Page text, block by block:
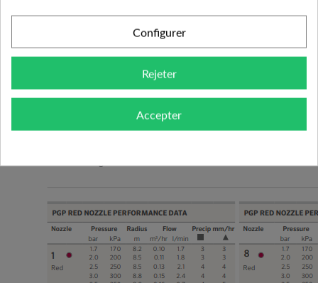
Livrée avec un jeu de buse rouge standards vous avez
toutes fois la possibilité de commander un jeu de buse
angles bas (13°) particulièrement efficace lorsqu’il
s’agit d’arroser sous un arbre ou arbuste. Et enfin la
PGP dispose d’un jeu de buses bleu, offrant des
performances supérieurs au jeu rouge standards.
Configurer
Rejeter
Accepter